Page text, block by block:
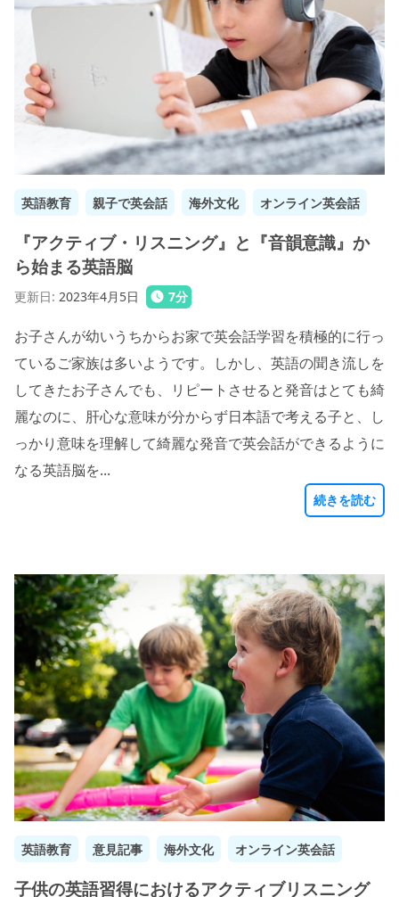
英語教育 親子で英会話 海外文化 オンライン英会話
『アクティブ・リスニング』と『音韻意識』か
ら始まる英語脳
更新日: 2023年4月5日 7分
お子さんが幼いうちからお家で英会話学習を積極的に行っ
ているご家族は多いようです。しかし、英語の聞き流しを
してきたお子さんでも、リピートさせると発音はとても綺
麗なのに、肝心な意味が分からず日本語で考える子と、し
っかり意味を理解して綺麗な発音で英会話ができるように
なる英語脳を...
続きを読む
英語教育 意見記事 海外文化 オンライン英会話
子供の英語習得におけるアクティブリスニング